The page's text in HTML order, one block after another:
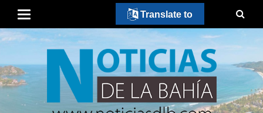
Translate to